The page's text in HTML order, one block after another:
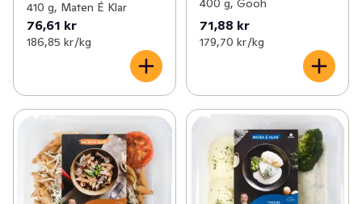
410 g, Maten É Klar
76,61 kr
186,85 kr /kg
400 g, Gooh
71,88 kr
179,70 kr /kg